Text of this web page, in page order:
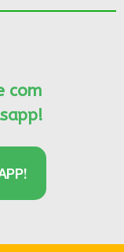
com